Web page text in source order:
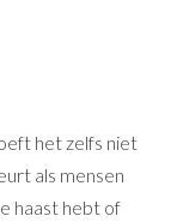
het zelfs niet
als mensen
haast hebt of